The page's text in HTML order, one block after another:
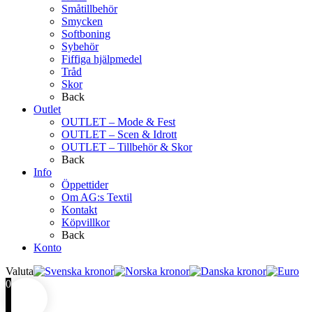
Småtillbehör
Smycken
Softboning
Sybehör
Fiffiga hjälpmedel
Tråd
Skor
Back
Outlet
OUTLET – Mode & Fest
OUTLET – Scen & Idrott
OUTLET – Tillbehör & Skor
Back
Info
Öppettider
Om AG:s Textil
Kontakt
Köpvillkor
Back
Konto
Valuta
0